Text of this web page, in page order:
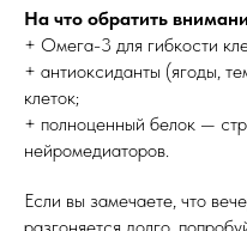
На что обратить
+ Омега-3 для гибкости
+ антиоксиданты (ягоды,
клеток;
+ полноценный белок —
нейромедиаторов.
Если вы замечаете, что